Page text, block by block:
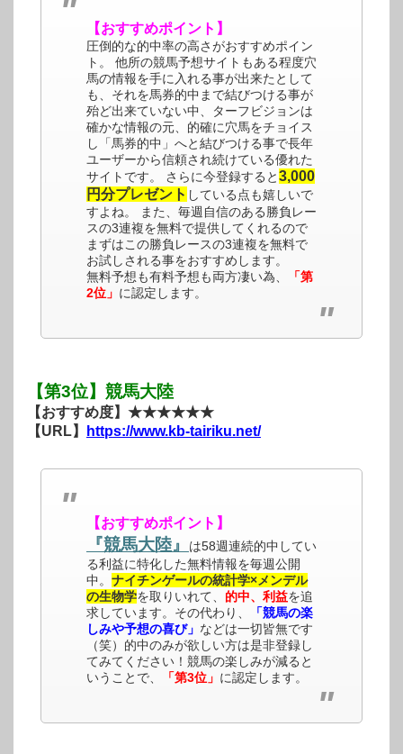
【おすすめポイント】
圧倒的な的中率の高さがおすすめポイン
ト。 他所の競馬予想サイトもある程度穴
馬の情報を手に入れる事が出来たとして
も、それを馬券的中まで結びつける事が
殆ど出来ていない中、ターフビジョンは
確かな情報の元、的確に穴馬をチョイス
し「馬券的中」へと結びつける事で長年
ユーザーから信頼され続けている優れた
サイトです。 さらに今登録すると3,000
円分プレゼント している点も嬉しいで
すよね。 また、毎週自信のある勝負レー
スの3連複を無料で提供してくれるので
まずはこの勝負レースの3連複を無料で
お試しされる事をおすすめします。
無料予想も有料予想も両方凄い為、
「第
2位」 に認定します。
【第3位】競馬大陸
【おすすめ度】★★★★★★
【URL】
https://www.kb-tairiku.net/
【おすすめポイント】
『競馬大陸』
は58週連続的中してい
る利益に特化した無料情報を毎週公開
中。 ナイチンゲールの統計学×メンデル
の生物学を取りいれて、 的中、利益を追
求しています。その代わり、
「競馬の楽
しみや予想の喜び」 などは一切皆無です
（笑）的中のみが欲しい方は是非登録し
てみてください！競馬の楽しみが減ると
いうことで、
「第3位」 に認定します。